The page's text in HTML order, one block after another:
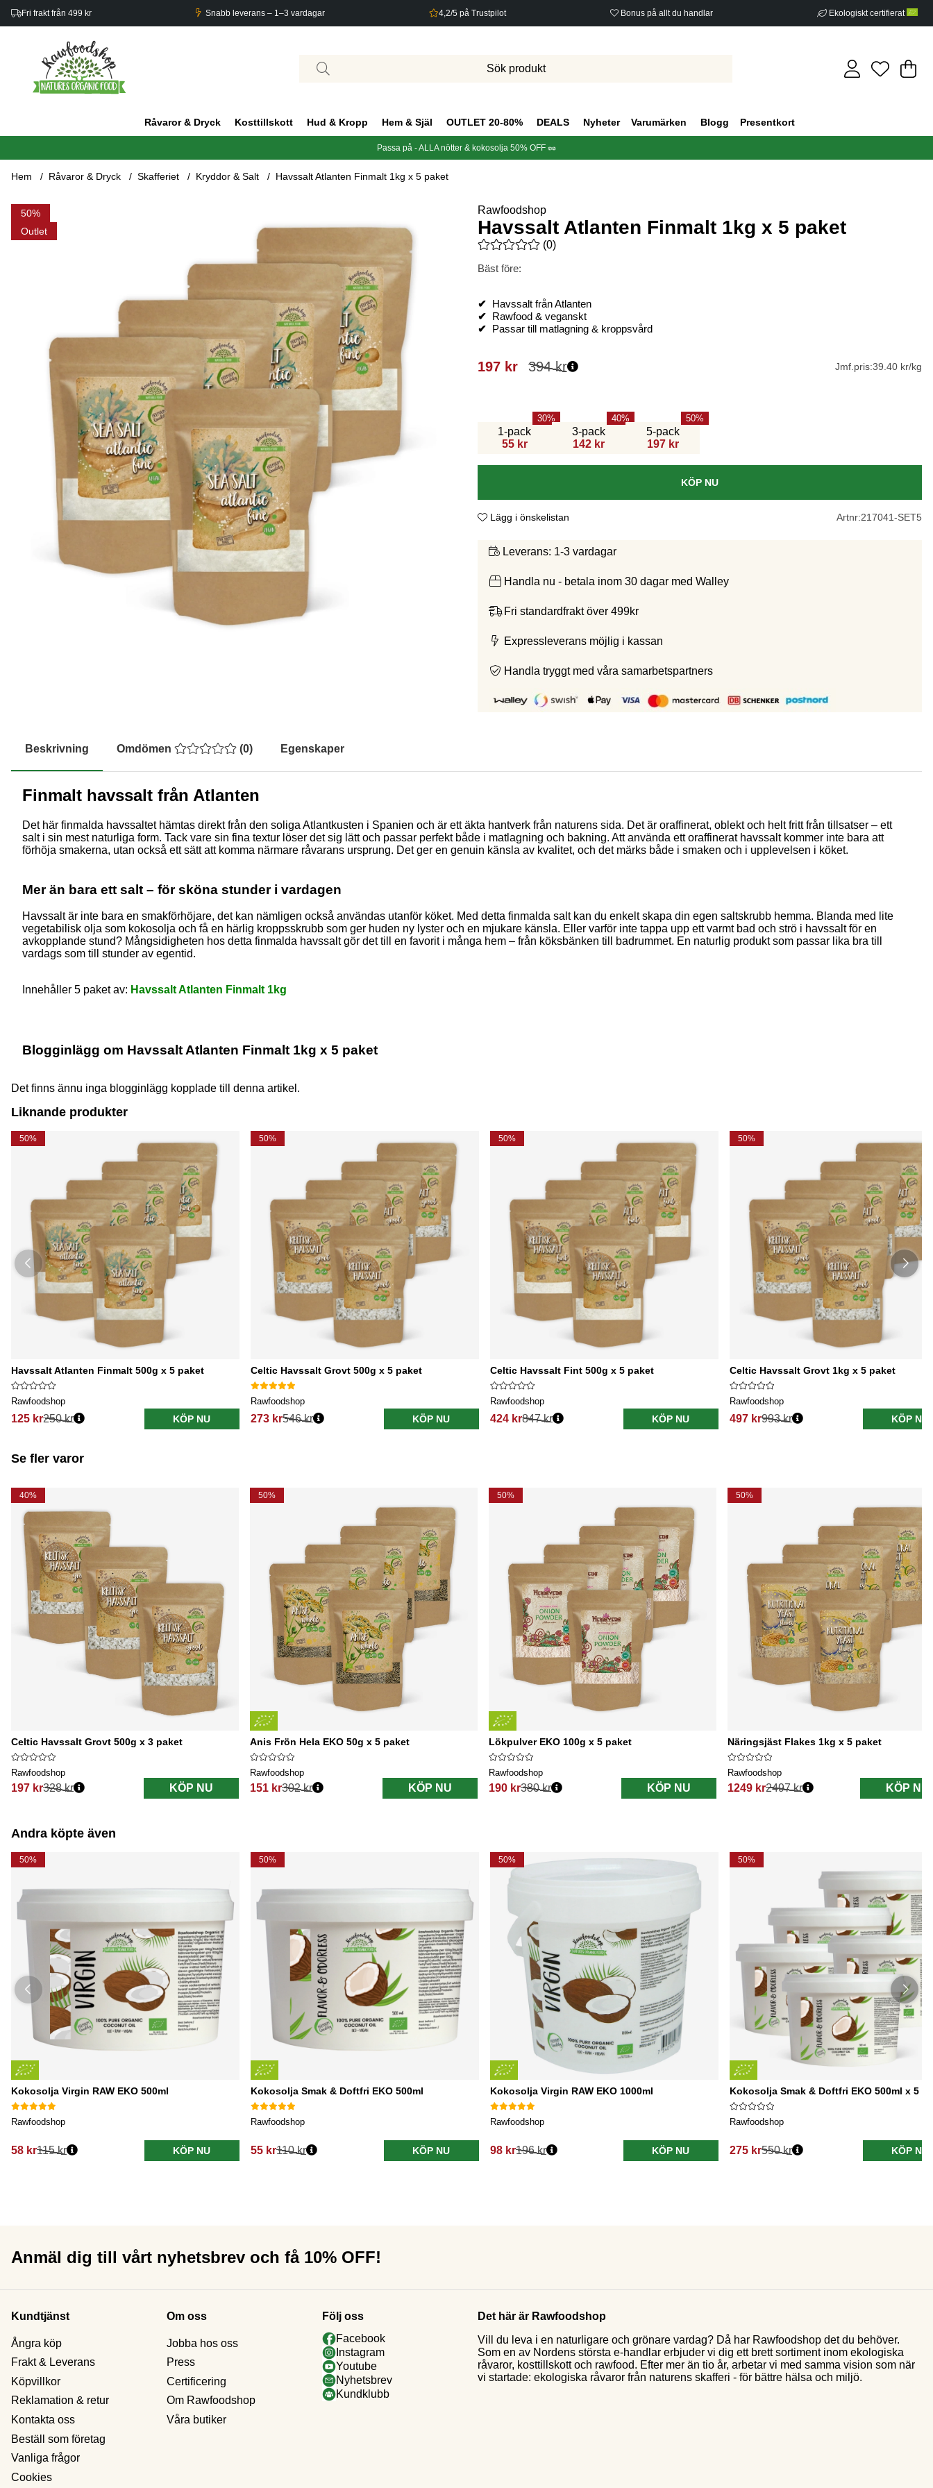
Fri frakt från 499 kr Snabb leverans – 1–3 vardagar 4,2/5 på Trustpilot Bonus på allt du handlar Ekologiskt certifierat
.
Råvaror & Dryck Kosttillskott Hud & Kropp Hem & Själ OUTLET 20-80% DEALS Nyheter Varumärken Blogg Presentkort
Passa på - ALLA nötter & kokosolja 50% OFF 🥜
Hem Råvaror & Dryck Skafferiet Kryddor & Salt Havssalt Atlanten Finmalt 1kg x 5 paket
50
Outlet
Produktbilder Havssalt Atlanten Finmalt 1kg x 5 paket Rawfoodshop
Havssalt Atlanten Finmalt 1kg x 5 paket
Medelbetyg 0 av 5 Antal betyg 0
(0)
Bäst före:
✔
Havssalt från Atlanten
✔
Rawfood & veganskt
✔
Passar till matlagning & kroppsvård
394kr
197 kr Jmf.pris:39.40 kr/kg
1-pack
55 kr
30
3-pack
142 kr
40
5-pack
197 kr
50
KÖP NU
Lägg i önskelistan Artnr:217041-SET5
Leverans: 1-3 vardagar
Handla nu - betala inom 30 dagar med Walley
Fri standardfrakt över 499kr
Expressleverans möjlig i kassan
Handla tryggt med våra samarbetspartners
Beskrivning Omdömen (0) Egenskaper
Finmalt havssalt från Atlanten
Det här finmalda havssaltet hämtas direkt från den soliga Atlantkusten i Spanien och är ett äkta hantverk från naturens sida. Det är oraffinerat, oblekt och helt fritt från tillsatser – ett
salt i sin mest naturliga form. Tack vare sin fina textur löser det sig lätt och passar perfekt både i matlagning och bakning. Att använda ett oraffinerat havssalt kommer inte bara att
förhöja smakerna, utan också ett sätt att komma närmare råvarans ursprung. Det ger en genuin känsla av kvalitet, och det märks både i smaken och i upplevelsen i köket.
Mer än bara ett salt – för sköna stunder i vardagen
Havssalt är inte bara en smakförhöjare, det kan nämligen också användas utanför köket. Med detta finmalda salt kan du enkelt skapa din egen saltskrubb hemma. Blanda med lite
vegetabilisk olja som kokosolja och få en härlig kroppsskrubb som ger huden ny lyster och en mjukare känsla. Eller varför inte tappa upp ett varmt bad och strö i havssalt för en
avkopplande stund? Mångsidigheten hos detta finmalda havssalt gör det till en favorit i många hem – från köksbänken till badrummet. En naturlig produkt som passar lika bra till
vardags som till stunder av egentid.
Innehåller 5 paket av: Havssalt Atlanten Finmalt 1kg
Blogginlägg om Havssalt Atlanten Finmalt 1kg x 5 paket
Det finns ännu inga blogginlägg kopplade till denna artikel.
Liknande produkter
50%
Havssalt Atlanten Finmalt 500g x 5 paket
Rawfoodshop
125 kr250 kr KÖP NU
50%
Celtic Havssalt Grovt 500g x 5 paket
Rawfoodshop
273 kr546 kr KÖP NU
50%
Celtic Havssalt Fint 500g x 5 paket
Rawfoodshop
424 kr847 kr KÖP NU
50%
Celtic Havssalt Grovt 1kg x 5 paket
Rawfoodshop
497 kr993 kr KÖP NU
Se fler varor
40%
Celtic Havssalt Grovt 500g x 3 paket
Rawfoodshop
197 kr
Ordinarie pris:
328 kr KÖP NU
50%
Anis Frön Hela EKO 50g x 5 paket
Rawfoodshop
151 kr
Ordinarie pris:
302 kr KÖP NU
50%
Lökpulver EKO 100g x 5 paket
Rawfoodshop
190 kr
Ordinarie pris:
380 kr KÖP NU
50%
Näringsjäst Flakes 1kg x 5 paket
Rawfoodshop
1249 kr
Ordinarie pris:
2497 kr KÖP NU
Andra köpte även
50%
Kokosolja Virgin RAW EKO 500ml
Rawfoodshop
58 kr115 kr KÖP NU
50%
Kokosolja Smak & Doftfri EKO 500ml
Rawfoodshop
55 kr110 kr KÖP NU
50%
Kokosolja Virgin RAW EKO 1000ml
Rawfoodshop
98 kr196 kr KÖP NU
50%
Kokosolja Smak & Doftfri EKO 500ml x 5
Rawfoodshop
275 kr550 kr KÖP NU
Anmäl dig till vårt nyhetsbrev och få 10% OFF!
Kundtjänst
Ångra köp
Frakt & Leverans
Köpvillkor
Reklamation & retur
Kontakta oss
Beställ som företag
Vanliga frågor
Cookies
Om oss
Jobba hos oss
Press
Certificering
Om Rawfoodshop
Våra butiker
Följ oss
Facebook
Instagram
Youtube
Nyhetsbrev
Kundklubb
Det här är Rawfoodshop
Vill du leva i en naturligare och grönare vardag? Då har Rawfoodshop det du behöver.
Som en av Nordens största e-handlar erbjuder vi dig ett brett sortiment inom ekologiska
råvaror, kosttillskott och rawfood. Efter mer än tio år, arbetar vi med samma vision som när
vi startade: ekologiska råvaror från naturens skafferi - för bättre hälsa och miljö.